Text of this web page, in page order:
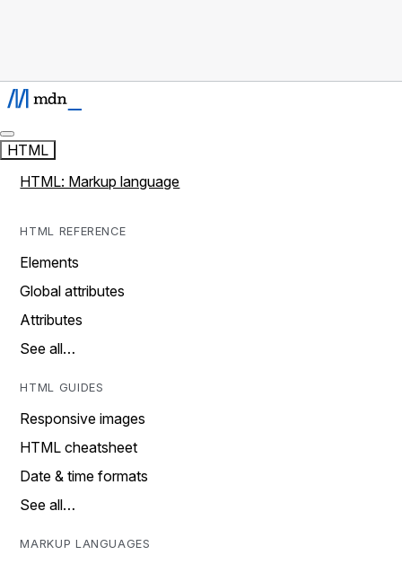
HTML
HTML: Markup language
HTML REFERENCE
Elements
Global attributes
Attributes
See all…
HTML GUIDES
Responsive images
HTML cheatsheet
Date & time formats
See all…
MARKUP LANGUAGES